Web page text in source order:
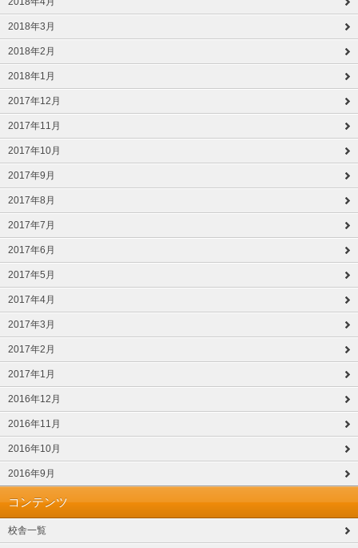
2018年3月
2018年2月
2018年1月
2017年12月
2017年11月
2017年10月
2017年9月
2017年8月
2017年7月
2017年6月
2017年5月
2017年4月
2017年3月
2017年2月
2017年1月
2016年12月
2016年11月
2016年10月
2016年9月
コンテンツ
校舎一覧